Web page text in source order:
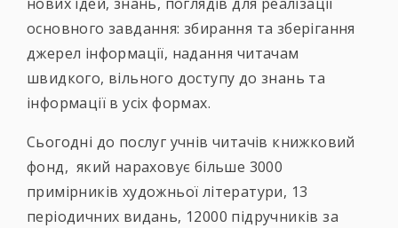
основного завдання: збирання та зберігання
джерел інформації, надання читачам
швидкого, вільного доступу до знань та
інформації в усіх формах.
Сьогодні до послуг учнів читачів книжковий
фонд, який нараховує більше 3000
примірників художньої літератури, 13
періодичних видань, 12000 підручників за